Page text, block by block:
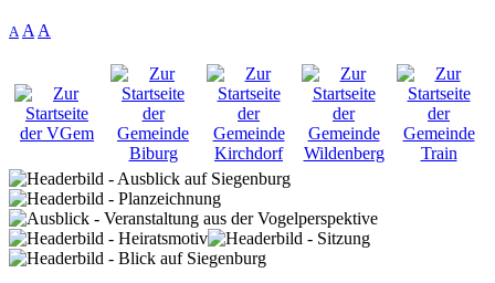
A A A